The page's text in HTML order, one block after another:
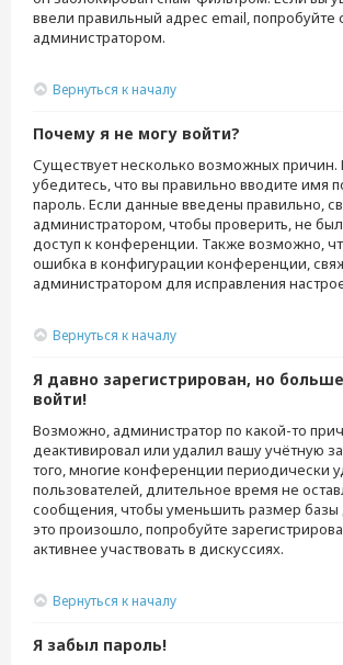
ввели правильный адрес email, попробуйте
администратором.
Вернуться к началу
Почему я не могу войти?
Существует несколько возможных причин.
убедитесь, что вы правильно вводите имя
пароль. Если данные введены правильно,
администратором, чтобы проверить, не
доступ к конференции. Также возможно,
ошибка в конфигурации конференции,
администратором для исправления
Вернуться к началу
Я давно зарегистрирован, но
войти!
Возможно, администратор по какой-то
деактивировал или удалил вашу учётную
того, многие конференции периодически
пользователей, длительное время не
сообщения, чтобы уменьшить размер базы
это произошло, попробуйте
активнее участвовать в дискуссиях.
Вернуться к началу
Я забыл пароль!